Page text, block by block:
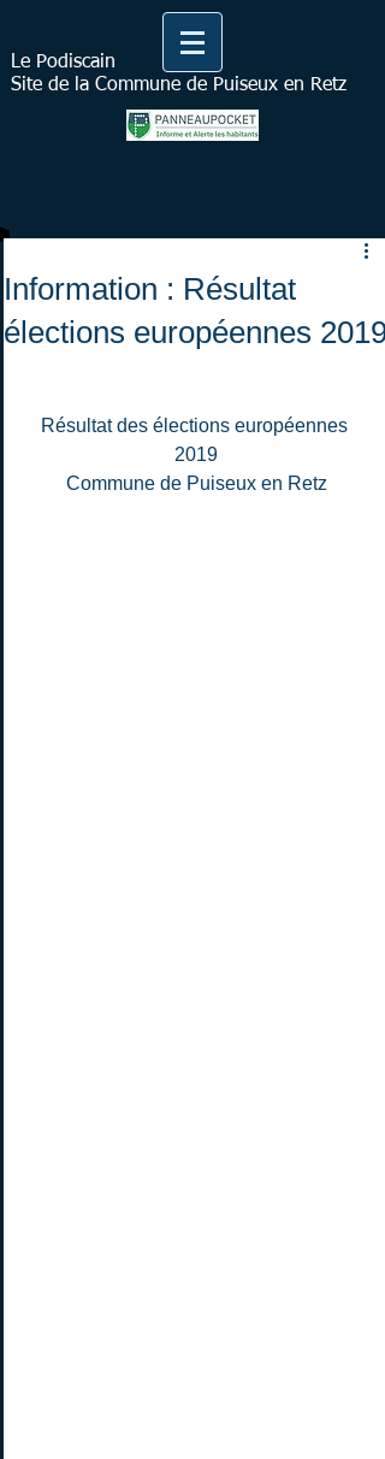
Le Podiscain
Site de la Commune de Puiseux en Retz
Information : Résultat
élections européennes 2019
Résultat des élections européennes
2019
Commune de Puiseux en Retz